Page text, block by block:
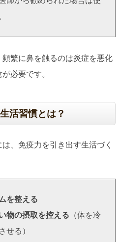
繁に鼻を触るのは炎症を悪化
必要です。
活習慣とは？
、免疫力を引き出す生活づく
を整える
物の摂取を控える （体を冷
せる）